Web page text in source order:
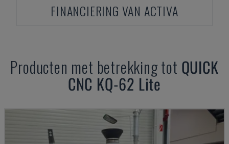
FINANCIERING VAN ACTIVA
Producten met betrekking tot QUICK
CNC KQ-62 Lite